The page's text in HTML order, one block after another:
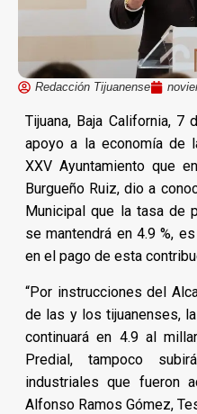
Redacción Tijuanense
Tijuana, Baja California, 7
apoyo a la economía de
XXV Ayuntamiento que
Burgueño Ruiz, dio a
Municipal que la tasa de
se mantendrá en 4.9 %,
en el pago de esta
“Por instrucciones del
de las y los tijuanenses,
continuará en 4.9 al
Predial, tampoco
industriales que fueron
Alfonso Ramos Gómez,